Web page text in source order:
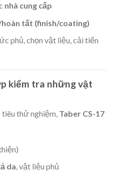
nhà cung cấp
tất (finish/coating)
phủ, chọn vật liệu, cải tiến
kiểm tra những vật
tiêu thử nghiệm, Taber CS-17
da, vật liệu phủ